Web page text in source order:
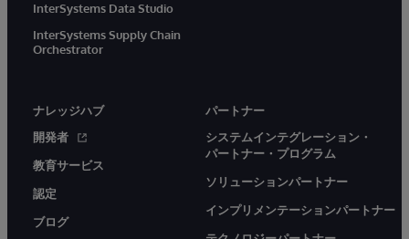
InterSystems Data Studio
InterSystems Supply Chain
Orchestrator
ナレッジハブ
開発者
教育サービス
認定
ブログ
パートナー
システムインテグレーション・
パートナー・プログラム
ソリューションパートナー
インプリメンテーションパートナー